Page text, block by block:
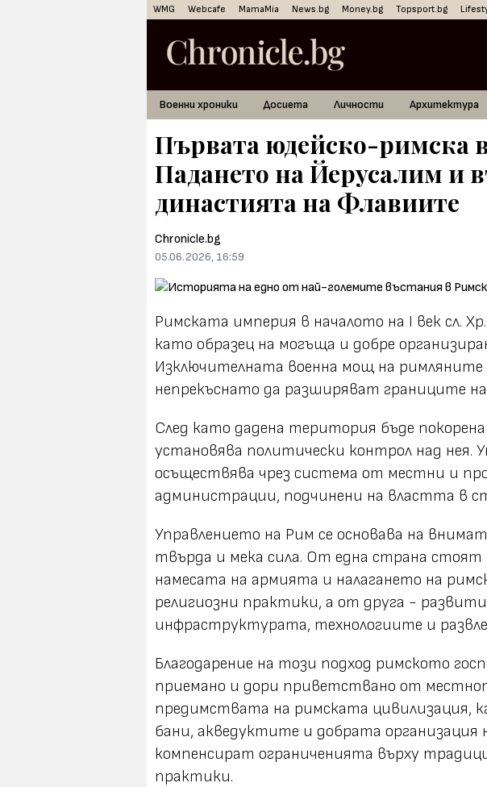
WMG Webcafe MamaMia News.bg Money.bg Topsport.bg
Военни хроники Досиета Личности Архитектура
Първата юдейско-римска
Падането на Йерусалим и
династията на Флавиите
Chronicle.bg
05.06.2026, 16:59
Римската империя в началото на I век сл.
като образец на могъща и добре
Изключителната военна мощ на римляните
непрекъснато да разширяват границите
След като дадена територия бъде
установява политически контрол над нея.
осъществява чрез система от местни и
администрации, подчинени на властта в
Управлението на Рим се основава на
твърда и мека сила. От една страна
намесата на армията и налагането на
религиозни практики, а от друга -
инфраструктурата, технологиите и
Благодарение на този подход римското
приемано и дори приветствано от
предимствата на римската цивилизация,
бани, акведуктите и добрата организация
компенсират ограниченията върху
практики.